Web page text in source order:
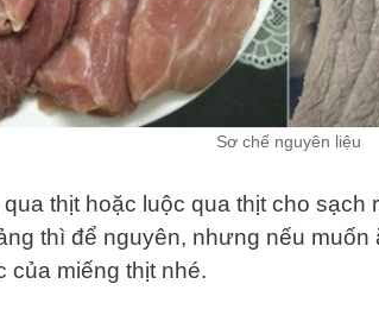
Sơ chế nguyên liệu
thịt hoặc luộc qua thịt cho sạch
thì để nguyên, nhưng nếu
của miếng thịt nhé.